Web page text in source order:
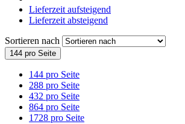
Lieferzeit aufsteigend
Lieferzeit absteigend
Sortieren nach
144 pro Seite
144 pro Seite
288 pro Seite
432 pro Seite
864 pro Seite
1728 pro Seite